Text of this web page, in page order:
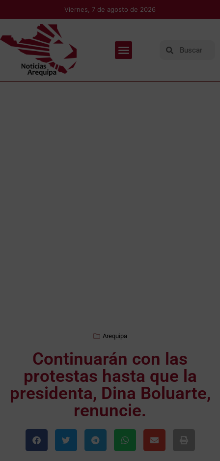
Viernes, 7 de agosto de 2026
Arequipa
Continuarán con las
protestas hasta que la
presidenta, Dina Boluarte,
renuncie.